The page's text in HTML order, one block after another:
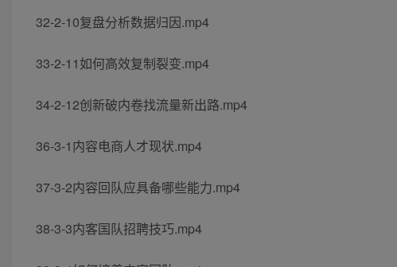
32-2-10复盘分析数据归因.mp4
33-2-11如何高效复制裂变.mp4
34-2-12创新破内卷找流量新出路.mp4
36-3-1内容电商人才现状.mp4
37-3-2内容回队应具备哪些能力.mp4
38-3-3内客国队招聘技巧.mp4